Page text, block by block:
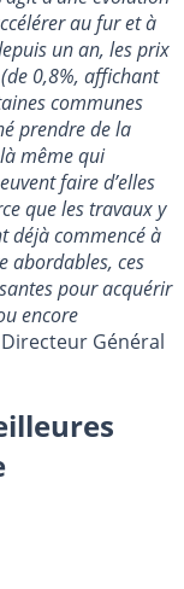
au fur et à
un an, les prix
0,8%, affichant
communes
prendre de la
même qui
faire d’elles
que les travaux y
déjà commencé à
abordables, ces
pour acquérir
encore
Général